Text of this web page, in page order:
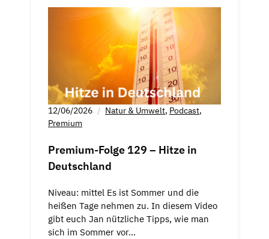
12/06/2026 Natur & Umwelt, Podcast,
Premium
Premium-Folge 129 – Hitze in
Deutschland
Niveau: mittel Es ist Sommer und die
heißen Tage nehmen zu. In diesem Video
gibt euch Jan nützliche Tipps, wie man
sich im Sommer vor…